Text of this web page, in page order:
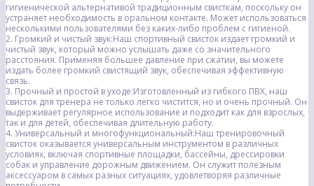
гигиенической альтернативой традиционным свисткам, поскольку он
устраняет необходимость в оральном контакте. Может использоваться
несколькими пользователями без каких-либо проблем с гигиеной.
2. Громкий и чистый звук:Наш спортивный свисток издает громкий и
чистый звук, который можно услышать даже со значительного
расстояния. Применяя большее давление при сжатии, вы можете
издать более громкий свистящий звук, обеспечивая эффективную
связь.
3. Прочный и простой в уходе:Изготовленный из гибкого ПВХ, наш
свисток для тренера не только легко чистится, но и очень прочный. Он
выдерживает регулярное использование и подходит как для взрослых,
так и для детей, обеспечивая длительную работу.
4. Универсальный и многофункциональный:Наш тренировочный
свисток оказывается универсальным инструментом в различных
условиях, включая спортивные площадки, бассейны, дрессировки
собак и управление дорожным движением. Он служит полезным
аксессуаром в самых разных ситуациях, удовлетворяя различные